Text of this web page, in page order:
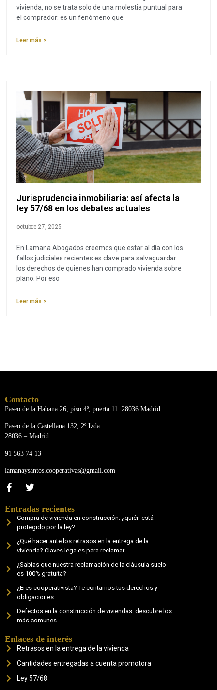
vivienda, no se trata solo de una molestia puntual para
el comprador: es un fenómeno que
Leer más >
Jurisprudencia inmobiliaria: así afecta la
ley 57/68 en los debates actuales
octubre 27, 2025
En Lamana Abogados creemos que estar al día con los
fallos judiciales recientes es clave para salvaguardar
los derechos de quienes han comprado vivienda sobre
plano. Por eso
Leer más >
Contacto
Paseo de la Habana 26, piso 4º, puerta 11. 28036 Madrid.
Paseo de la Castellana 132, 2º Izda.
28036 – Madrid
91 563 74 13
lamanaysantos.cooperativas@gmail.com
Entradas recientes
Compra de vivienda en construcción: ¿quién está
protegido por la ley?
¿Qué hacer ante los retrasos en la entrega de la
vivienda? Claves legales para reclamar
¿Sabías que nuestra reclamación de la cláusula suelo
es 100% gratuita?
¿Eres cooperativista? Te contamos tus derechos y
obligaciones
Defectos en la construcción de viviendas: descubre los
más comunes
Enlaces de interés
Retrasos en la entrega de la vivienda
Cantidades entregadas a cuenta promotora
Ley 57/68